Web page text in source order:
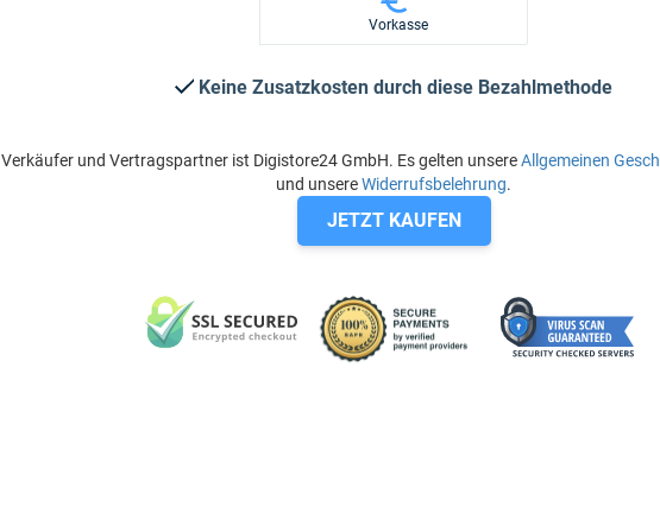
Vorkasse
Keine Zusatzkosten durch diese Bezahlmethode
Verkäufer und Vertragspartner ist Digistore24 GmbH. Es gelten unsereAllgemeinen
und unsereWiderrufsbelehrung.
JETZT KAUFEN